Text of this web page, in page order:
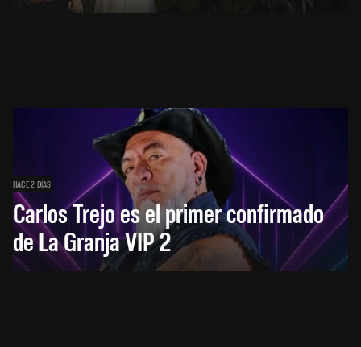
HACE 2 DÍAS
Carlos Trejo es el primer confirmado
de La Granja VIP 2